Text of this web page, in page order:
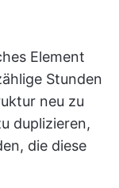
Element
Stunden
neu zu
duplizieren,
die diese